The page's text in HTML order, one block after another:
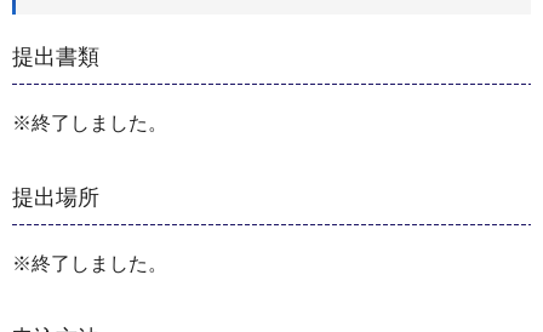
提出書類
※終了しました。
提出場所
※終了しました。